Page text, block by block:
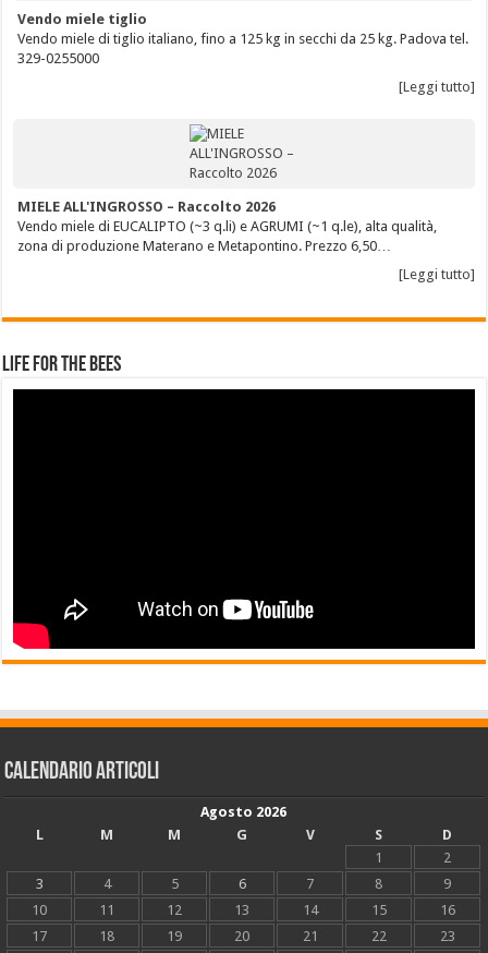
Vendo miele tiglio
Vendo miele di tiglio italiano, fino a 125 kg in secchi da 25 kg. Padova tel.
329-0255000
[Leggi tutto]
MIELE ALL'INGROSSO – Raccolto 2026
Vendo miele di EUCALIPTO (~3 q.li) e AGRUMI (~1 q.le), alta qualità,
zona di produzione Materano e Metapontino. Prezzo 6,50…
[Leggi tutto]
Life for the Bees
Calendario articoli
Agosto 2026
L
M M G V S
D
1
2
3
4 5 6 7 8
9
10
11 12 13 14 15
16
17
18 19 20 21 22
23